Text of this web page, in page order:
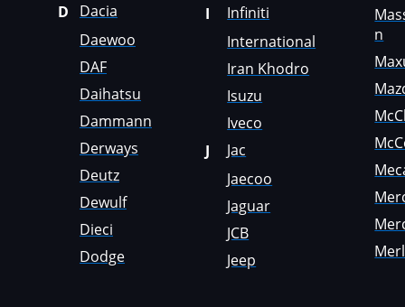
Geely
Genie
Genset
GMC
Great Wall
Grove
Groz
D
Dacia
Daewoo
DAF
Daihatsu
Dammann
Derways
Deutz
Dewulf
Dieci
Dodge
I
Infiniti
International
Iran Khodro
Isuzu
Iveco
J
Jac
Jaecoo
Jaguar
JCB
Jeep
n